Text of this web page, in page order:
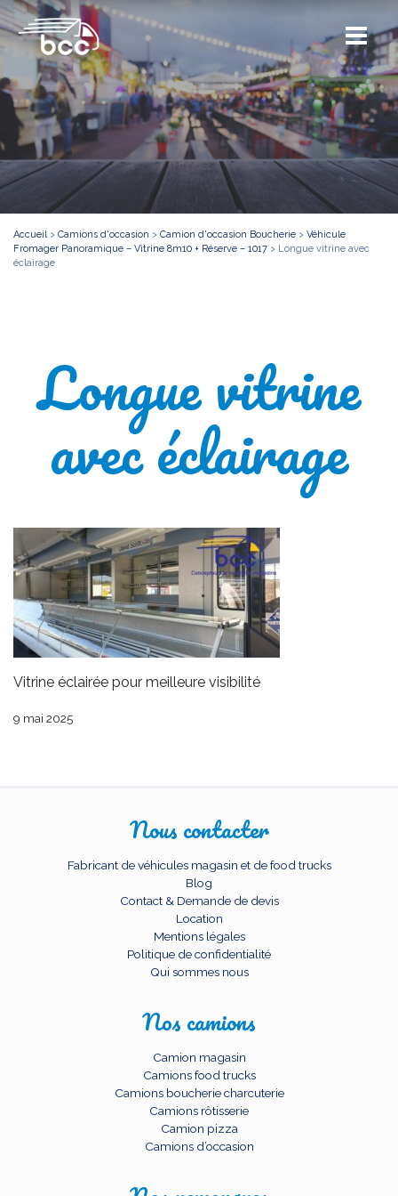
Accueil> Camions d'occasion > Camion d'occasion Boucherie > Véhicule
Fromager Panoramique – Vitrine 8m10 + Réserve – 1017 > Longue vitrine avec
éclairage
Longue vitrine
avec éclairage
Vitrine éclairée pour meilleure visibilité
9 mai 2025
Nous contacter
Fabricant de véhicules magasin et de food trucks
Blog
Contact & Demande de devis
Location
Mentions légales
Politique de confidentialité
Qui sommes nous
Nos camions
Camion magasin
Camions food trucks
Camions boucherie charcuterie
Camions rôtisserie
Camion pizza
Camions d’occasion